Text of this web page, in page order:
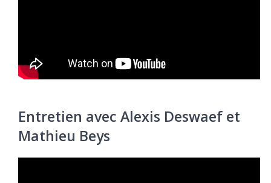
Entretien avec Alexis Deswaef et
Mathieu Beys